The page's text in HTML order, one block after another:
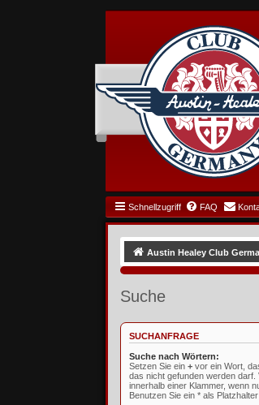
Schnellzugriff FAQ
Austin Healey Club
Suche
SUCHANFRAGE
Suche nach Wörtern:
Setzen Sie ein +vor ein Wort,
das nicht gefunden werden
innerhalb einer Klammer, wenn
Benutzen Sie ein * als